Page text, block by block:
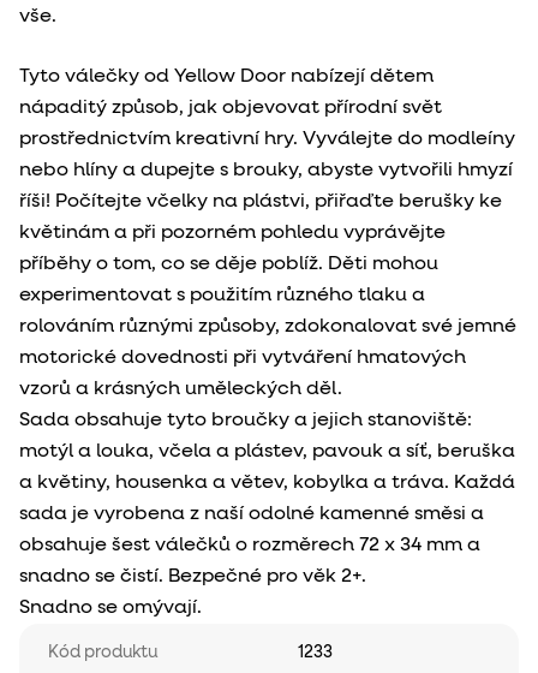
vše.
Tyto válečky od Yellow Door nabízejí dětem
nápaditý způsob, jak objevovat přírodní svět
prostřednictvím kreativní hry. Vyválejte do modleíny
nebo hlíny a dupejte s brouky, abyste vytvořili hmyzí
říši! Počítejte včelky na plástvi, přiřaďte berušky ke
květinám a při pozorném pohledu vyprávějte
příběhy o tom, co se děje poblíž. Děti mohou
experimentovat s použitím různého tlaku a
rolováním různými způsoby, zdokonalovat své jemné
motorické dovednosti při vytváření hmatových
vzorů a krásných uměleckých děl.
Sada obsahuje tyto broučky a jejich stanoviště:
motýl a louka, včela a plástev, pavouk a síť, beruška
a květiny, housenka a větev, kobylka a tráva. Každá
sada je vyrobena z naší odolné kamenné směsi a
obsahuje šest válečků o rozměrech 72 x 34 mm a
snadno se čistí. Bezpečné pro věk 2+.
Snadno se omývají.
Kód produktu 1233